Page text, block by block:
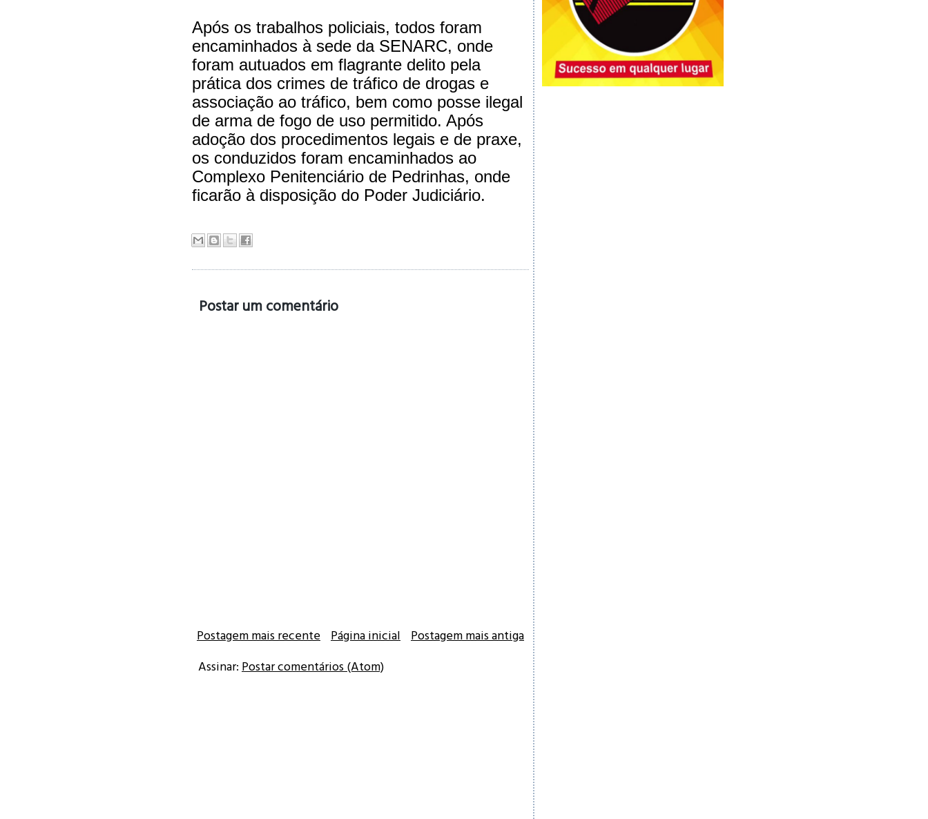
Após os trabalhos policiais, todos foram
encaminhados à sede da SENARC, onde
foram autuados em flagrante delito pela
prática dos crimes de tráfico de drogas e
associação ao tráfico, bem como posse ilegal
de arma de fogo de uso permitido. Após
adoção dos procedimentos legais e de praxe,
os conduzidos foram encaminhados ao
Complexo Penitenciário de Pedrinhas, onde
ficarão à disposição do Poder Judiciário.
Postar um comentário
Postagem mais recente Postagem mais antiga
Página inicial
Assinar: Postar comentários (Atom)